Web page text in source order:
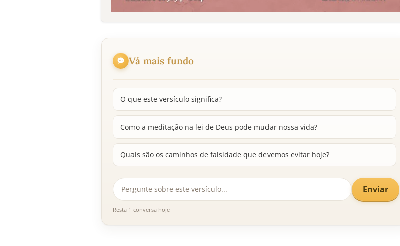
Vá mais fundo
O que este versículo significa?
Como a meditação na lei de Deus pode mudar nossa vida?
Quais são os caminhos de falsidade que devemos evitar hoje?
Enviar
Resta 1 conversa hoje